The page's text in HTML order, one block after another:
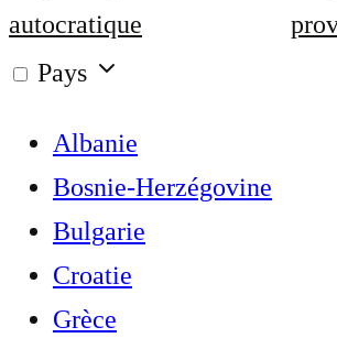
autocratique
Pays
Albanie
Bosnie-Herzégovine
Bulgarie
Croatie
Grèce